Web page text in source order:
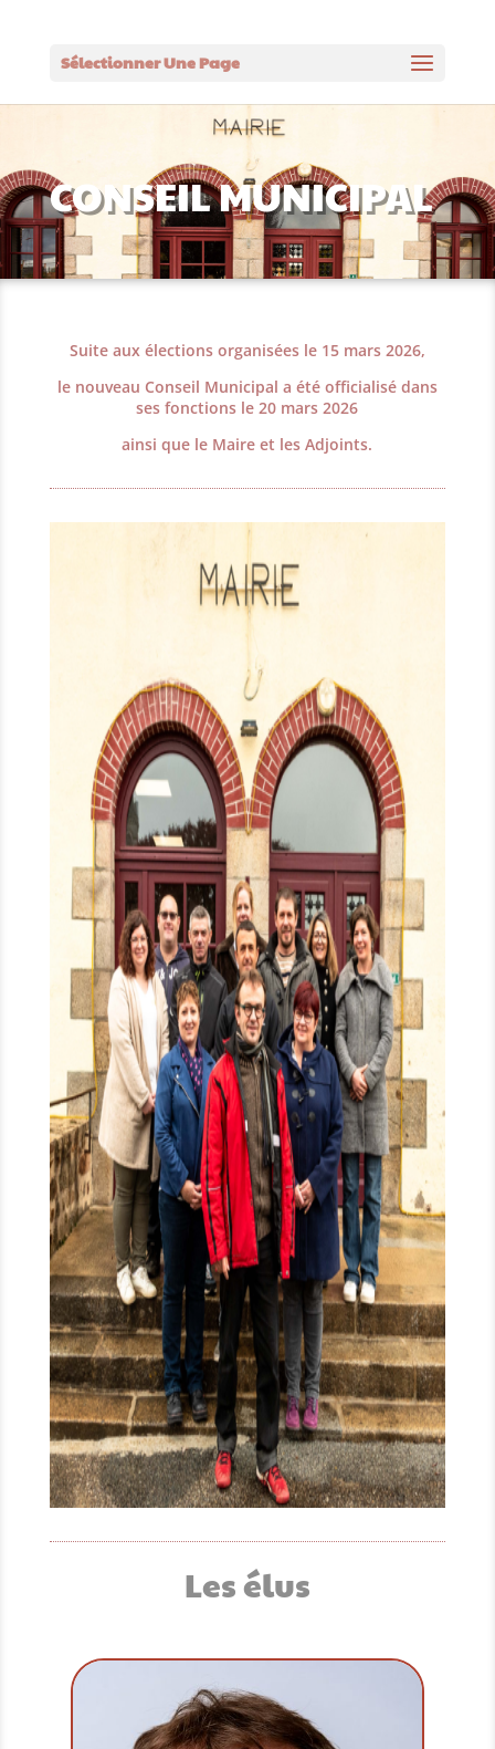
Sélectionner Une Page
CONSEIL MUNICIPAL
Suite aux élections organisées le 15 mars 2026,
le nouveau Conseil Municipal a été officialisé dans
ses fonctions le 20 mars 2026
ainsi que le Maire et les Adjoints.
Les élus